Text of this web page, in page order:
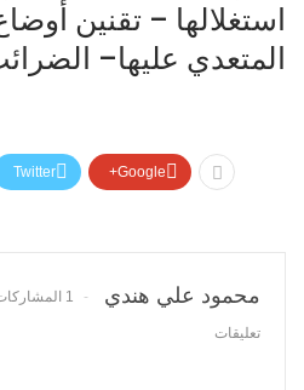
استغلالها – تقنين
المتعدي عليها–
Twitter Google+
محمود علي هندي 1 المشاركات
تعليقات